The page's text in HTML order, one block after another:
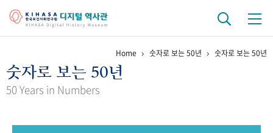
걸어온 길 기관 변천사 역대 기관장
Home 숫자로 보는 50년 숫자로 보는 50년
숫자로 보는 50년
50 Years in Numbers